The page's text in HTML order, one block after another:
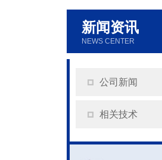
新闻资讯
NEWS CENTER
公司新闻
相关技术